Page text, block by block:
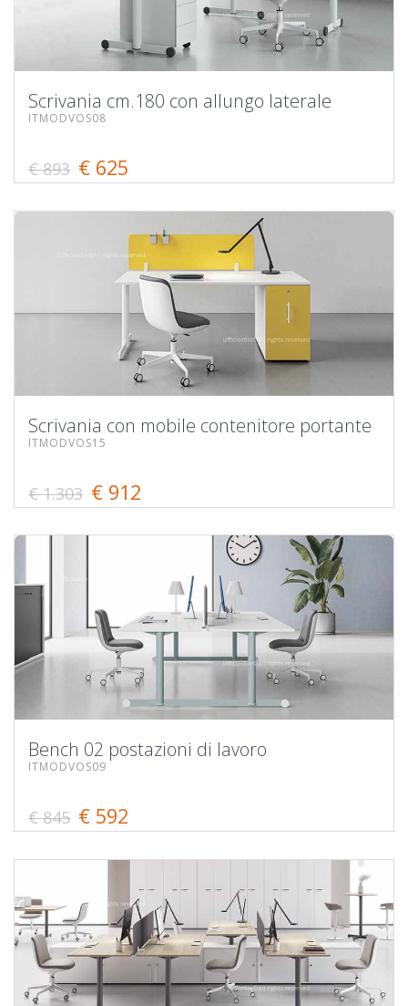
Scrivania cm.180 con allungo laterale
ITMODVOS08
€ 893 € 625
Scrivania con mobile contenitore portante
ITMODVOS15
€ 1.303 € 912
Bench 02 postazioni di lavoro
ITMODVOS09
€ 845 € 592